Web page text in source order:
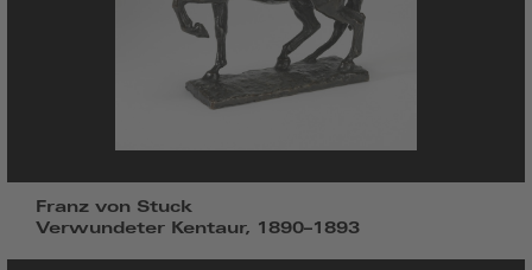
Franz von Stuck
Verwundeter Kentaur, 1890–1893